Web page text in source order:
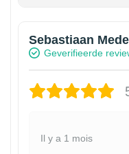
Sebastiaan
Geverifieerde
Il y a 1 mois